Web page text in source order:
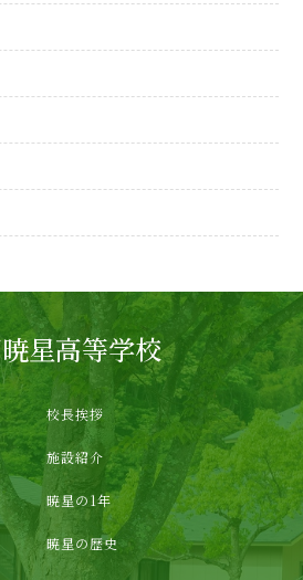
星高等学校
校長挨拶
施設紹介
暁星の1年
暁星の歴史